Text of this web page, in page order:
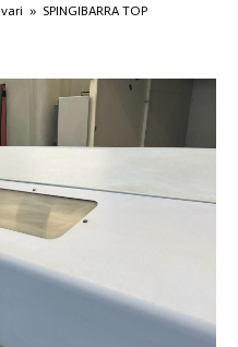
» SPINGIBARRA TOP